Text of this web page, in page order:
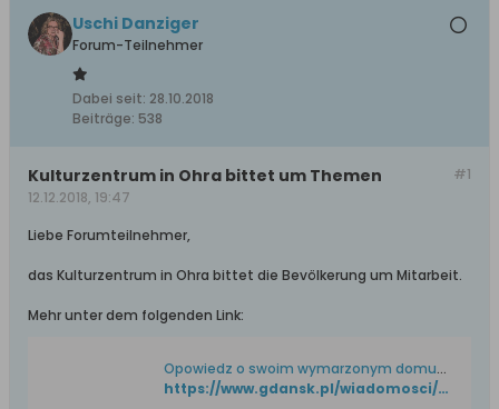
Uschi Danziger
Forum-Teilnehmer
Dabei seit: 28.10.2018
Beiträge: 538
#1
Kulturzentrum in Ohra bittet um Themen
12.12.2018, 19:47
Liebe Forumteilnehmer,
das Kulturzentrum in Ohra bittet die Bevölkerung um Mitarbeit.
Mehr unter dem folgenden Link:
Opowiedz o swoim wymarzonym domu kultury. Spotkanie z mieszkańcami w Stacji Orunia
https://www.gdansk.pl/wiadomosci/opowiedz-o-swoim-wymarzonym-domu-kultury-spotkanie-z-mieszkancami-w-stacji-orunia,a,133027